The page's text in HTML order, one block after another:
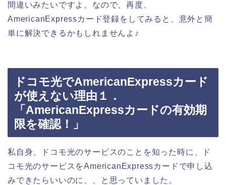
間違いみたいですよ。なので、再度、
AmericanExpressカード登録をしてみると、意外と簡
単に解決できるかもしれませんよ♪
ドコモ光でAmericanExpressカード
が使えない理由１．
「AmericanExpressカードの有効期
限を確認！」
私自身、ドコモ光のサービスのことを知った時に、ド
コモ光のサービスをAmericanExpressカードで申し込
みできたらいいのに、、と思っていました。